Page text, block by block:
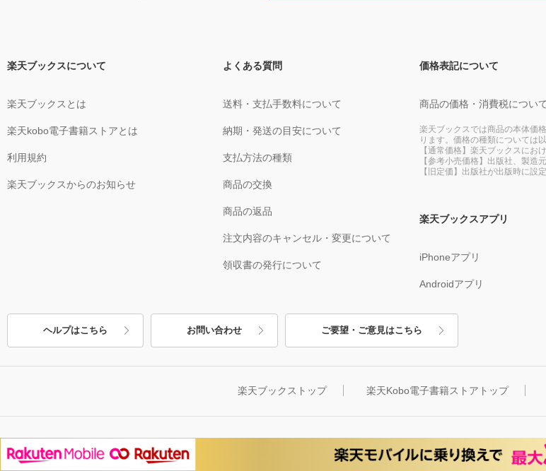
楽天ブックスについて
楽天ブックスとは
楽天kobo電子書籍ストアとは
利用規約
楽天ブックスからのお知らせ
よくある質問
送料・支払手数料について
納期・発送の目安について
支払方法の種類
商品の交換
商品の返品
注文内容のキャンセル・変更について
領収書の発行について
価格表記について
商品の価格・消費税について
楽天ブックスでは商品の本体価
ります。価格の種類については
【通常価格】楽天ブックスにお
【参考小売価格】出版社、製造
【旧定価】出版社が出版時に設
楽天ブックスアプリ
iPhoneアプリ
Androidアプリ
ヘルプはこちら お問い合わせ ご要望・ご意見はこちら
楽天ブックストップ 楽天Kobo電子書籍ストアトップ